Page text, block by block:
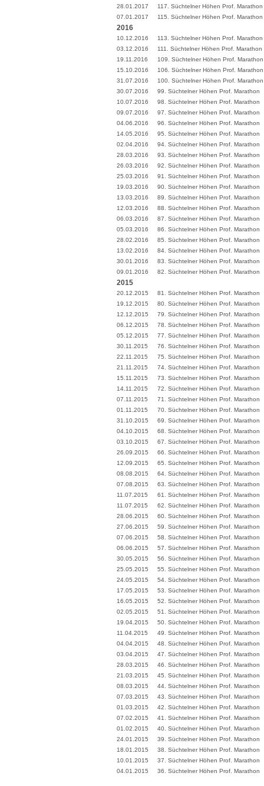
28.01.2017
117. Süchtelner Höhen Prof. Marathon
07.01.2017
115. Süchtelner Höhen Prof. Marathon
2016
10.12.2016
113. Süchtelner Höhen Prof. Marathon
03.12.2016
111. Süchtelner Höhen Prof. Marathon
19.11.2016
109. Süchtelner Höhen Prof. Marathon
15.10.2016
106. Süchtelner Höhen Prof. Marathon
31.07.2016
100. Süchtelner Höhen Prof. Marathon
30.07.2016
99. Süchtelner Höhen Prof. Marathon
10.07.2016
98. Süchtelner Höhen Prof. Marathon
09.07.2016
97. Süchtelner Höhen Prof. Marathon
04.06.2016
96. Süchtelner Höhen Prof. Marathon
14.05.2016
95. Süchtelner Höhen Prof. Marathon
02.04.2016
94. Süchtelner Höhen Prof. Marathon
28.03.2016
93. Süchtelner Höhen Prof. Marathon
26.03.2016
92. Süchtelner Höhen Prof. Marathon
25.03.2016
91. Süchtelner Höhen Prof. Marathon
19.03.2016
90. Süchtelner Höhen Prof. Marathon
13.03.2016
89. Süchtelner Höhen Prof. Marathon
12.03.2016
88. Süchtelner Höhen Prof. Marathon
06.03.2016
87. Süchtelner Höhen Prof. Marathon
05.03.2016
86. Süchtelner Höhen Prof. Marathon
28.02.2016
85. Süchtelner Höhen Prof. Marathon
13.02.2016
84. Süchtelner Höhen Prof. Marathon
30.01.2016
83. Süchtelner Höhen Prof. Marathon
09.01.2016
82. Süchtelner Höhen Prof. Marathon
2015
20.12.2015
81. Süchtelner Höhen Prof. Marathon
19.12.2015
80. Süchtelner Höhen Prof. Marathon
12.12.2015
79. Süchtelner Höhen Prof. Marathon
06.12.2015
78. Süchtelner Höhen Prof. Marathon
05.12.2015
77. Süchtelner Höhen Prof. Marathon
30.11.2015
76. Süchtelner Höhen Prof. Marathon
22.11.2015
75. Süchtelner Höhen Prof. Marathon
21.11.2015
74. Süchtelner Höhen Prof. Marathon
15.11.2015
73. Süchtelner Höhen Prof. Marathon
14.11.2015
72. Süchtelner Höhen Prof. Marathon
07.11.2015
71. Süchtelner Höhen Prof. Marathon
01.11.2015
70. Süchtelner Höhen Prof. Marathon
31.10.2015
69. Süchtelner Höhen Prof. Marathon
04.10.2015
68. Süchtelner Höhen Prof. Marathon
03.10.2015
67. Süchtelner Höhen Prof. Marathon
26.09.2015
66. Süchtelner Höhen Prof. Marathon
12.09.2015
65. Süchtelner Höhen Prof. Marathon
08.08.2015
64. Süchtelner Höhen Prof. Marathon
07.08.2015
63. Süchtelner Höhen Prof. Marathon
11.07.2015
61. Süchtelner Höhen Prof. Marathon
11.07.2015
62. Süchtelner Höhen Prof. Marathon
28.06.2015
60. Süchtelner Höhen Prof. Marathon
27.06.2015
59. Süchtelner Höhen Prof. Marathon
07.06.2015
58. Süchtelner Höhen Prof. Marathon
06.06.2015
57. Süchtelner Höhen Prof. Marathon
30.05.2015
56. Süchtelner Höhen Prof. Marathon
25.05.2015
55. Süchtelner Höhen Prof. Marathon
24.05.2015
54. Süchtelner Höhen Prof. Marathon
17.05.2015
53. Süchtelner Höhen Prof. Marathon
16.05.2015
52. Süchtelner Höhen Prof. Marathon
02.05.2015
51. Süchtelner Höhen Prof. Marathon
19.04.2015
50. Süchtelner Höhen Prof. Marathon
11.04.2015
49. Süchtelner Höhen Prof. Marathon
04.04.2015
48. Süchtelner Höhen Prof. Marathon
03.04.2015
47. Süchtelner Höhen Prof. Marathon
28.03.2015
46. Süchtelner Höhen Prof. Marathon
21.03.2015
45. Süchtelner Höhen Prof. Marathon
08.03.2015
44. Süchtelner Höhen Prof. Marathon
07.03.2015
43. Süchtelner Höhen Prof. Marathon
01.03.2015
42. Süchtelner Höhen Prof. Marathon
07.02.2015
41. Süchtelner Höhen Prof. Marathon
01.02.2015
40. Süchtelner Höhen Prof. Marathon
24.01.2015
39. Süchtelner Höhen Prof. Marathon
18.01.2015
38. Süchtelner Höhen Prof. Marathon
10.01.2015
37. Süchtelner Höhen Prof. Marathon
04.01.2015
36. Süchtelner Höhen Prof. Marathon